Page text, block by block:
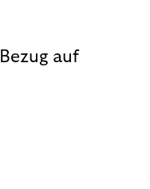
auf